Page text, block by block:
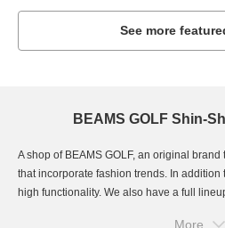
See more
BEAMS GOLF Shin-
A shop of BEAMS GOLF, an original
that incorporate fashion trends. In addition
high functionality. We also have a full
More